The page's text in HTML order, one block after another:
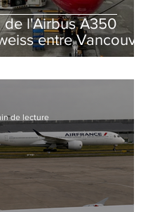
de l'Airbus A350
entre Vancouver
de lecture